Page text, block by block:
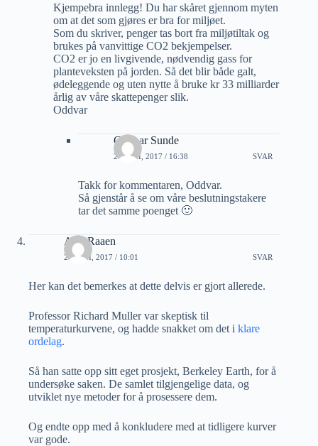
Kjempebra innlegg! Du har skåret gjennom myten
om at det som gjøres er bra for miljøet.
Som du skriver, penger tas bort fra miljøtiltak og
brukes på vanvittige CO2 bekjempelser.
CO2 er jo en livgivende, nødvendig gass for
planteveksten på jorden. Så det blir både galt,
ødeleggende og uten nytte å bruke kr 33 milliarder
årlig av våre skattepenger slik.
Oddvar
Gunnar Sunde
20 JUNI, 2017 / 16:38 SVAR
Takk for kommentaren, Oddvar.
Så gjenstår å se om våre beslutningstakere
tar det samme poenget 🙂
A M Raaen
20 JUNI, 2017 / 10:01 SVAR
Her kan det bemerkes at dette delvis er gjort allerede.
Professor Richard Muller var skeptisk til
temperaturkurvene, og hadde snakket om det i klare
ordelag.
Så han satte opp sitt eget prosjekt, Berkeley Earth, for å
undersøke saken. De samlet tilgjengelige data, og
utviklet nye metoder for å prosessere dem.
Og endte opp med å konkludere med at tidligere kurver
var gode.